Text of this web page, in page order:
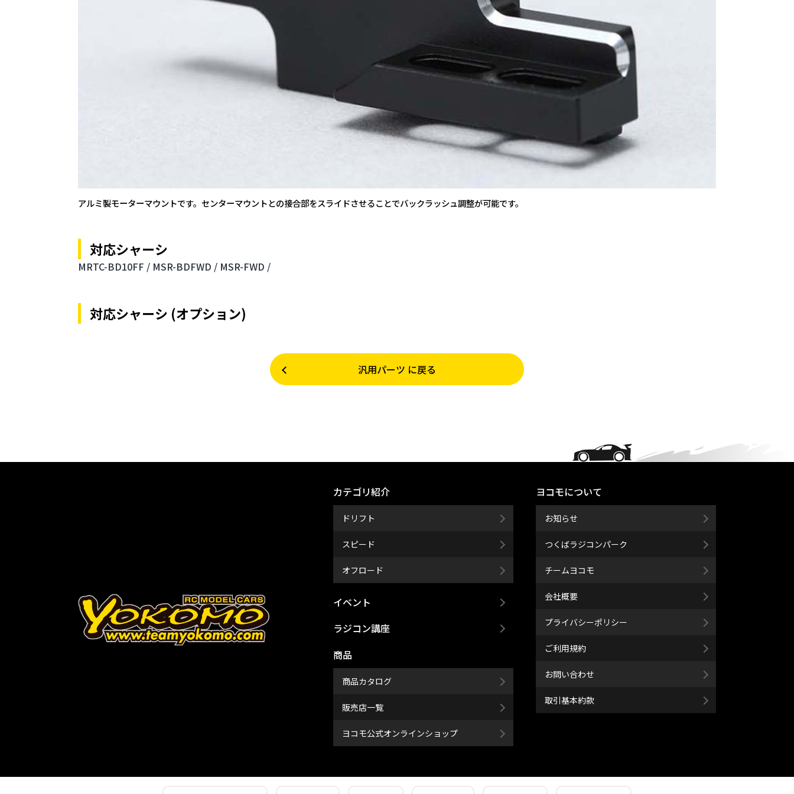
アルミ製モーターマウントです。センターマウントとの接合部をスライドさせることでバックラッシュ調整が可能です。
対応シャーシ
MRTC-BD10FF / MSR-BDFWD / MSR-FWD /
対応シャーシ (オプション)
汎用パーツ に戻る
カテゴリ紹介
ドリフト
スピード
オフロード
イベント
ラジコン講座
商品
商品カタログ
販売店一覧
ヨコモ公式オンラインショップ
ヨコモについて
お知らせ
つくばラジコンパーク
チームヨコモ
会社概要
プライバシーポリシー
ご利用規約
お問い合わせ
取引基本約款